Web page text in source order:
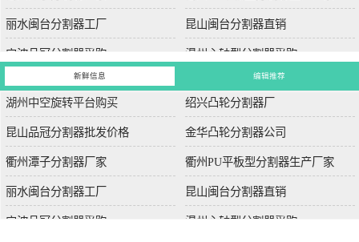
丽水闽台分割器工厂 昆山闽台分割器直销
宁波品冠分割器采购 温州心轴型分割器采购
新鲜信息 编辑推荐
湖州中空旋转平台购买 绍兴凸轮分割器厂
昆山品冠分割器批发价格 金华凸轮分割器公司
衢州潭子分割器厂家 衢州PU平板型分割器生产厂家
丽水闽台分割器工厂 昆山闽台分割器直销
宁波品冠分割器采购 温州心轴型分割器采购